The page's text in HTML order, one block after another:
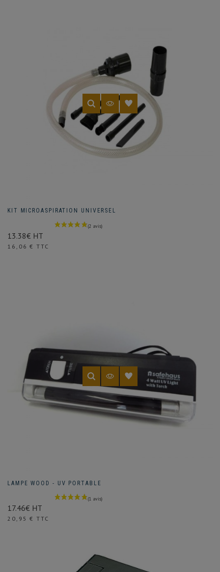
(1 avis)
KIT MICROASPIRATION UNIVERSEL
13.38€ HT
Prix
16,06 € TTC
LAMPE WOOD - UV PORTABLE
17.46€ HT
Prix
20,95 € TTC